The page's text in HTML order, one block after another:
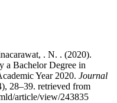
. N. . (2020).
a Bachelor Degree in
Year 2020. Journal
28–39. retrieved from
article/view/243835